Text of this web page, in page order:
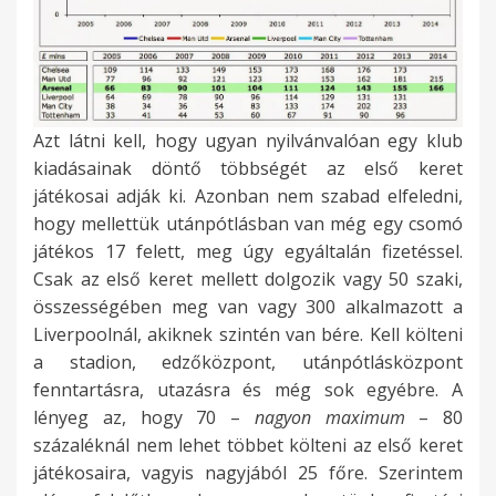
Azt látni kell, hogy ugyan nyilvánvalóan egy klub
kiadásainak döntő többségét az első keret
játékosai adják ki. Azonban nem szabad elfeledni,
hogy mellettük utánpótlásban van még egy csomó
játékos 17 felett, meg úgy egyáltalán fizetéssel.
Csak az első keret mellett dolgozik vagy 50 szaki,
összességében meg van vagy 300 alkalmazott a
Liverpoolnál, akiknek szintén van bére. Kell költeni
a stadion, edzőközpont, utánpótlásközpont
fenntartásra, utazásra és még sok egyébre. A
lényeg az, hogy 70 – nagyon maximum – 80
százaléknál nem lehet többet költeni az első keret
játékosaira, vagyis nagyjából 25 főre. Szerintem